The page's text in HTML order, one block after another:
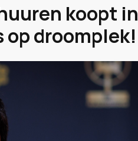
koopt in
droomplek!